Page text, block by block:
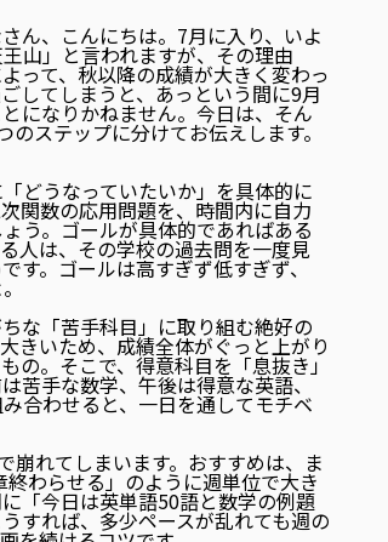
ん、こんにちは。7月に入り、いよ
山」と言われますが、その理由
って、秋以降の成績が大きく変わっ
してしまうと、あっという間に9月
になりかねません。今日は、そん
ステップに分けてお伝えします。
どうなっていたいか」を具体的に
関数の応用問題を、時間内に自力
う。ゴールが具体的であればある
人は、その学校の過去問を一度見
す。ゴールは高すぎず低すぎず、
な「苦手科目」に取り組む絶好の
きいため、成績全体がぐっと上がり
の。そこで、得意科目を「息抜き」
苦手な数学、午後は得意な英語、
合わせると、一日を通してモチベ
崩れてしまいます。おすすめは、ま
わらせる」のように週単位で大き
「今日は英単語50語と数学の例題
すれば、多少ペースが乱れても週の